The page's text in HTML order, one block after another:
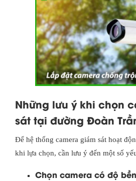
Những lưu ý khi chọn
sát tại đường Đoàn
Để hệ thống camera giám sát hoạt
khi lựa chọn, cần lưu ý đến một số
Chọn camera có độ